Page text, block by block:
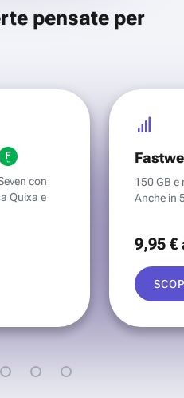
pensate per
con
Quixa e
150 GB e
Anche in
9,95 €